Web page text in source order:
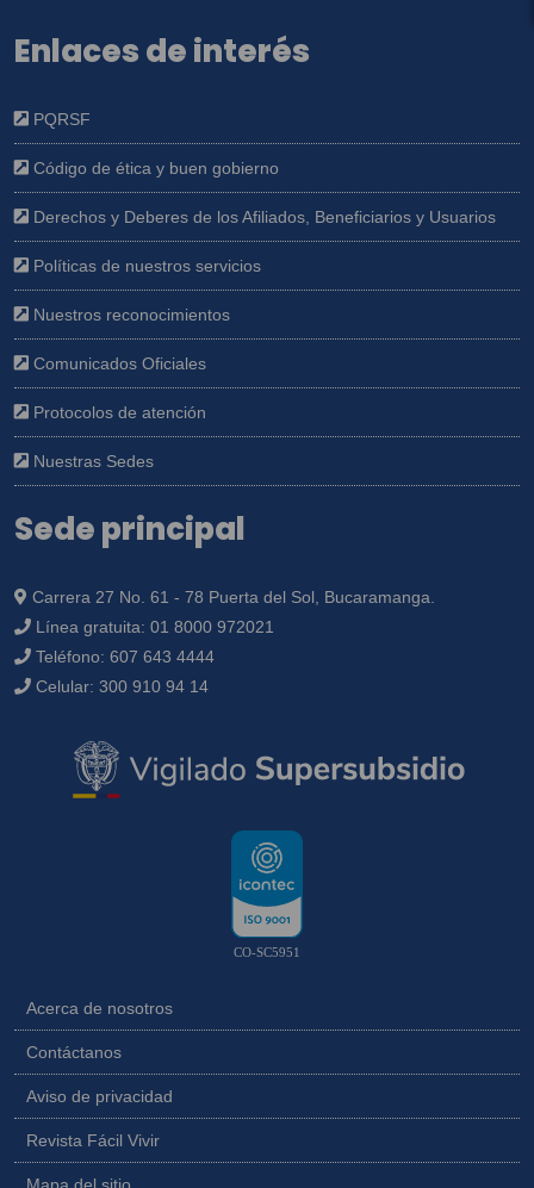
Enlaces de interés
PQRSF
Código de ética y buen gobierno
Derechos y Deberes de los Afiliados, Beneficiarios y Usuarios
Políticas de nuestros servicios
Nuestros reconocimientos
Comunicados Oficiales
Protocolos de atención
Nuestras Sedes
Sede principal
Carrera 27 No. 61 - 78 Puerta del Sol, Bucaramanga.
Línea gratuita: 01 8000 972021
Teléfono: 607 643 4444
Celular: 300 910 94 14
CO-SC5951
Acerca de nosotros
Contáctanos
Aviso de privacidad
Revista Fácil Vivir
Mapa del sitio